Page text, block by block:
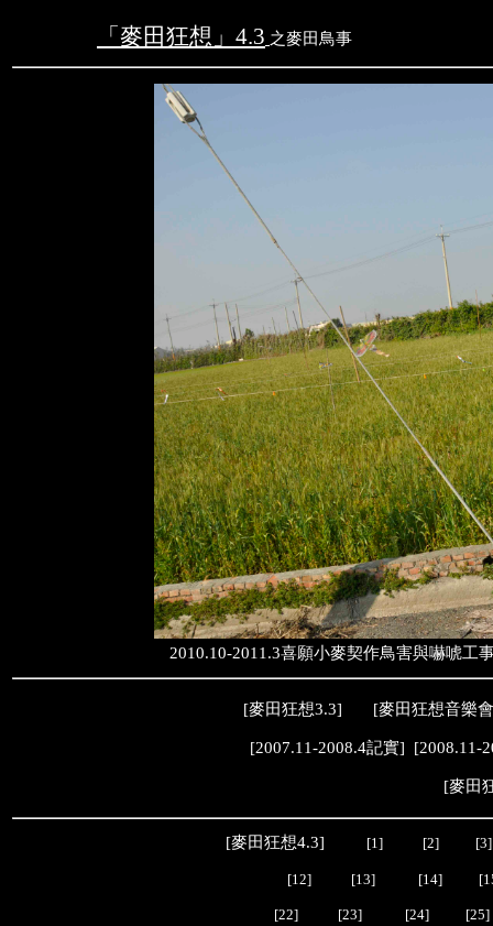
「麥田狂想」 4.3 之麥田鳥事
2010.10-2011.3喜願小麥契作鳥害與
[麥田狂想3.3] [麥田狂想音樂
[2007.11-2008.4記實] [2008.11-
[麥田
[麥田狂想4.3] [1] [2] [3]
[12] [13] [14]
[22] [23] [24] [25]